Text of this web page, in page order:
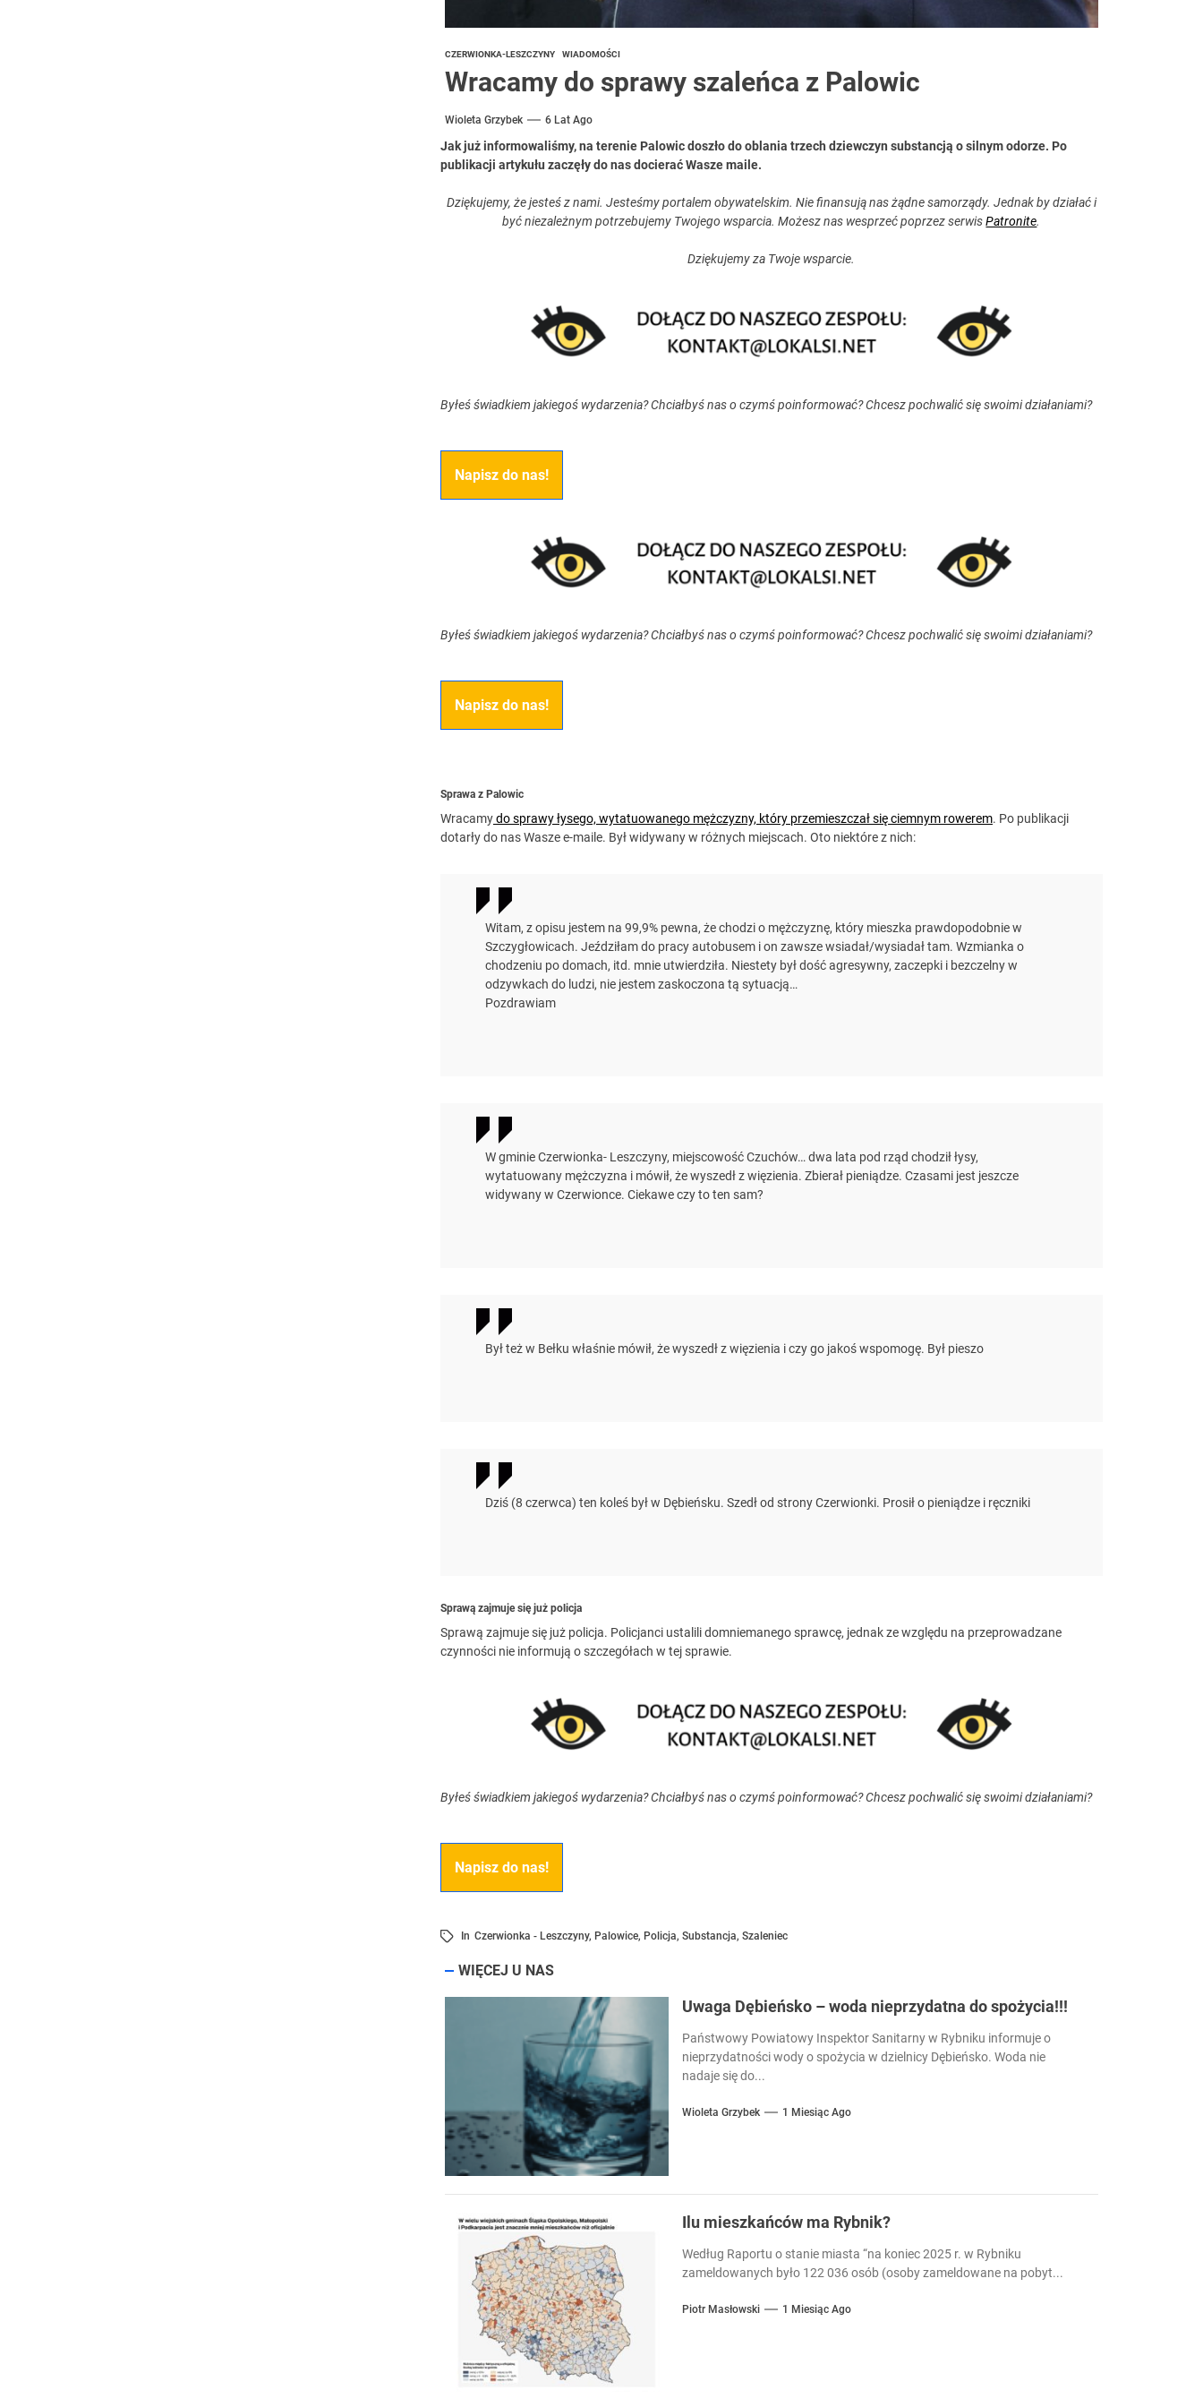
CZERWIONKA-LESZCZYNY WIADOMOŚCI
Wracamy do sprawy szaleńca z Palowic
Wioleta Grzybek 6 Lat Ago
Jak już informowaliśmy, na terenie Palowic doszło do oblania trzech dziewczyn substancją o silnym odorze. Po
publikacji artykułu zaczęły do nas docierać Wasze maile.
Dziękujemy, że jesteś z nami. Jesteśmy portalem obywatelskim. Nie finansują nas żądne samorządy. Jednak by działać i
być niezależnym potrzebujemy Twojego wsparcia. Możesz nas wesprzeć poprzez serwisPatronite.
Dziękujemy za Twoje wsparcie.
Byłeś świadkiem jakiegoś wydarzenia? Chciałbyś nas o czymś poinformować? Chcesz pochwalić się swoimi działaniami?
Napisz do nas!
Byłeś świadkiem jakiegoś wydarzenia? Chciałbyś nas o czymś poinformować? Chcesz pochwalić się swoimi działaniami?
Napisz do nas!
Sprawa z Palowic
Wracamydo sprawy łysego, wytatuowanego mężczyzny, który przemieszczał się ciemnym rowerem. Po publikacji
dotarły do nas Wasze e-maile. Był widywany w różnych miejscach. Oto niektóre z nich:
Witam, z opisu jestem na 99,9% pewna, że chodzi o mężczyznę, który mieszka prawdopodobnie w
Szczygłowicach. Jeździłam do pracy autobusem i on zawsze wsiadał/wysiadał tam. Wzmianka o
chodzeniu po domach, itd. mnie utwierdziła. Niestety był dość agresywny, zaczepki i bezczelny w
odzywkach do ludzi, nie jestem zaskoczona tą sytuacją…
Pozdrawiam
W gminie Czerwionka- Leszczyny, miejscowość Czuchów… dwa lata pod rząd chodził łysy,
wytatuowany mężczyzna i mówił, że wyszedł z więzienia. Zbierał pieniądze. Czasami jest jeszcze
widywany w Czerwionce. Ciekawe czy to ten sam?
Był też w Bełku właśnie mówił, że wyszedł z więzienia i czy go jakoś wspomogę. Był pieszo
Dziś (8 czerwca) ten koleś był w Dębieńsku. Szedł od strony Czerwionki. Prosił o pieniądze i ręczniki
Sprawą zajmuje się już policja
Sprawą zajmuje się już policja. Policjanci ustalili domniemanego sprawcę, jednak ze względu na przeprowadzane
czynności nie informują o szczegółach w tej sprawie.
Byłeś świadkiem jakiegoś wydarzenia? Chciałbyś nas o czymś poinformować? Chcesz pochwalić się swoimi działaniami?
Napisz do nas!
In Czerwionka - Leszczyny, Palowice, Policja, Substancja, Szaleniec
WIĘCEJ U NAS
Uwaga Dębieńsko – woda nieprzydatna do spożycia!!!
Państwowy Powiatowy Inspektor Sanitarny w Rybniku informuje o
nieprzydatności wody o spożycia w dzielnicy Dębieńsko. Woda nie
nadaje się do...
Wioleta Grzybek 1 Miesiąc Ago
Ilu mieszkańców ma Rybnik?
Według Raportu o stanie miasta “na koniec 2025 r. w Rybniku
zameldowanych było 122 036 osób (osoby zameldowane na pobyt...
Piotr Masłowski 1 Miesiąc Ago